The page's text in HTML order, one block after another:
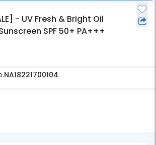
- UV Fresh & Bright Oil
SPF 50+ PA+++
NA18221700104